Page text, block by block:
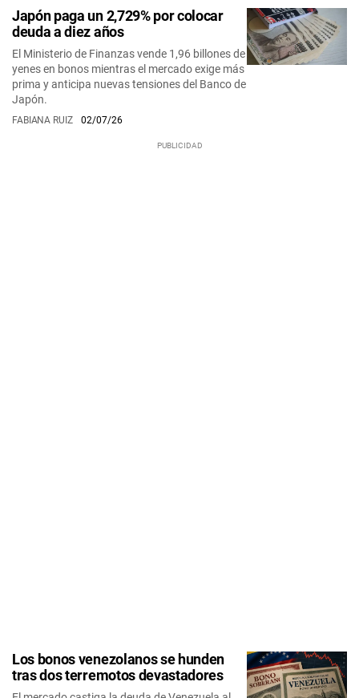
Japón paga un 2,729% por colocar
deuda a diez años
El Ministerio de Finanzas vende 1,96 billones de
yenes en bonos mientras el mercado exige más
prima y anticipa nuevas tensiones del Banco de
Japón.
FABIANA RUIZ 02/07/26
Los bonos venezolanos se hunden
tras dos terremotos devastadores